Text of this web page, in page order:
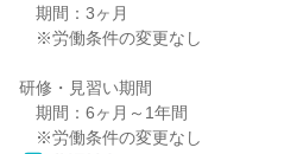
期間：3ヶ月
※労働条件の変更なし
研修・見習い期間
期間：6ヶ月～1年間